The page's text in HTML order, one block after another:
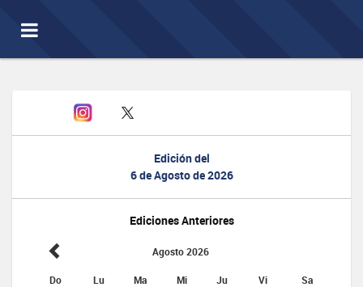
Toggle
navigation
Edición del
6 de Agosto de 2026
Ediciones Anteriores
Agosto 2026
Do Lu Ma Mi Ju Vi Sa